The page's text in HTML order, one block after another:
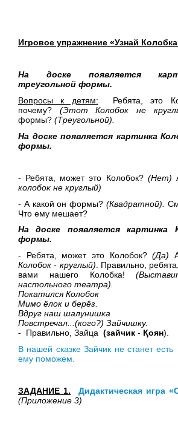
Игровое упражнение «Узнай
На доске появляется
треугольной формы.
Вопросы к детям: Ребята, это
почему? (Этот Колобок не
формы? (Треугольной).
На доске появляется картинка
формы.
- Ребята, может это Колобок? (Нет)
колобок не круглый)
- А какой он формы? (Квадратной).
Что ему мешает?
На доске появляется картинка
формы.
- Ребята, может это Колобок?(Да)
Колобок - круглый) . Правильно,
вами нашего Колобка!
настольного театра).
Покатился Колобок
Мимо ёлок и берёз.
Вдруг наш шалунишка
Повстречал...(кого?) Зайчишку.
- Правильно, Зайца (зайчик - Қоян).
В нашей сказке Зайчик не станет
ему поможем.
ЗАДАНИЕ 1.
Дидактическая игра
(Приложение 3)